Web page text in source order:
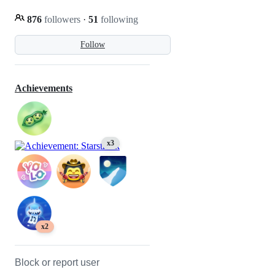
Follow
876 followers · 51 following
Achievements
x3
x2
Block or report user